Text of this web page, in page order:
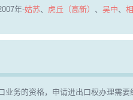
年-姑苏、 虎丘（高新） 、 吴中、
业务的资格，申请进出口权办理需